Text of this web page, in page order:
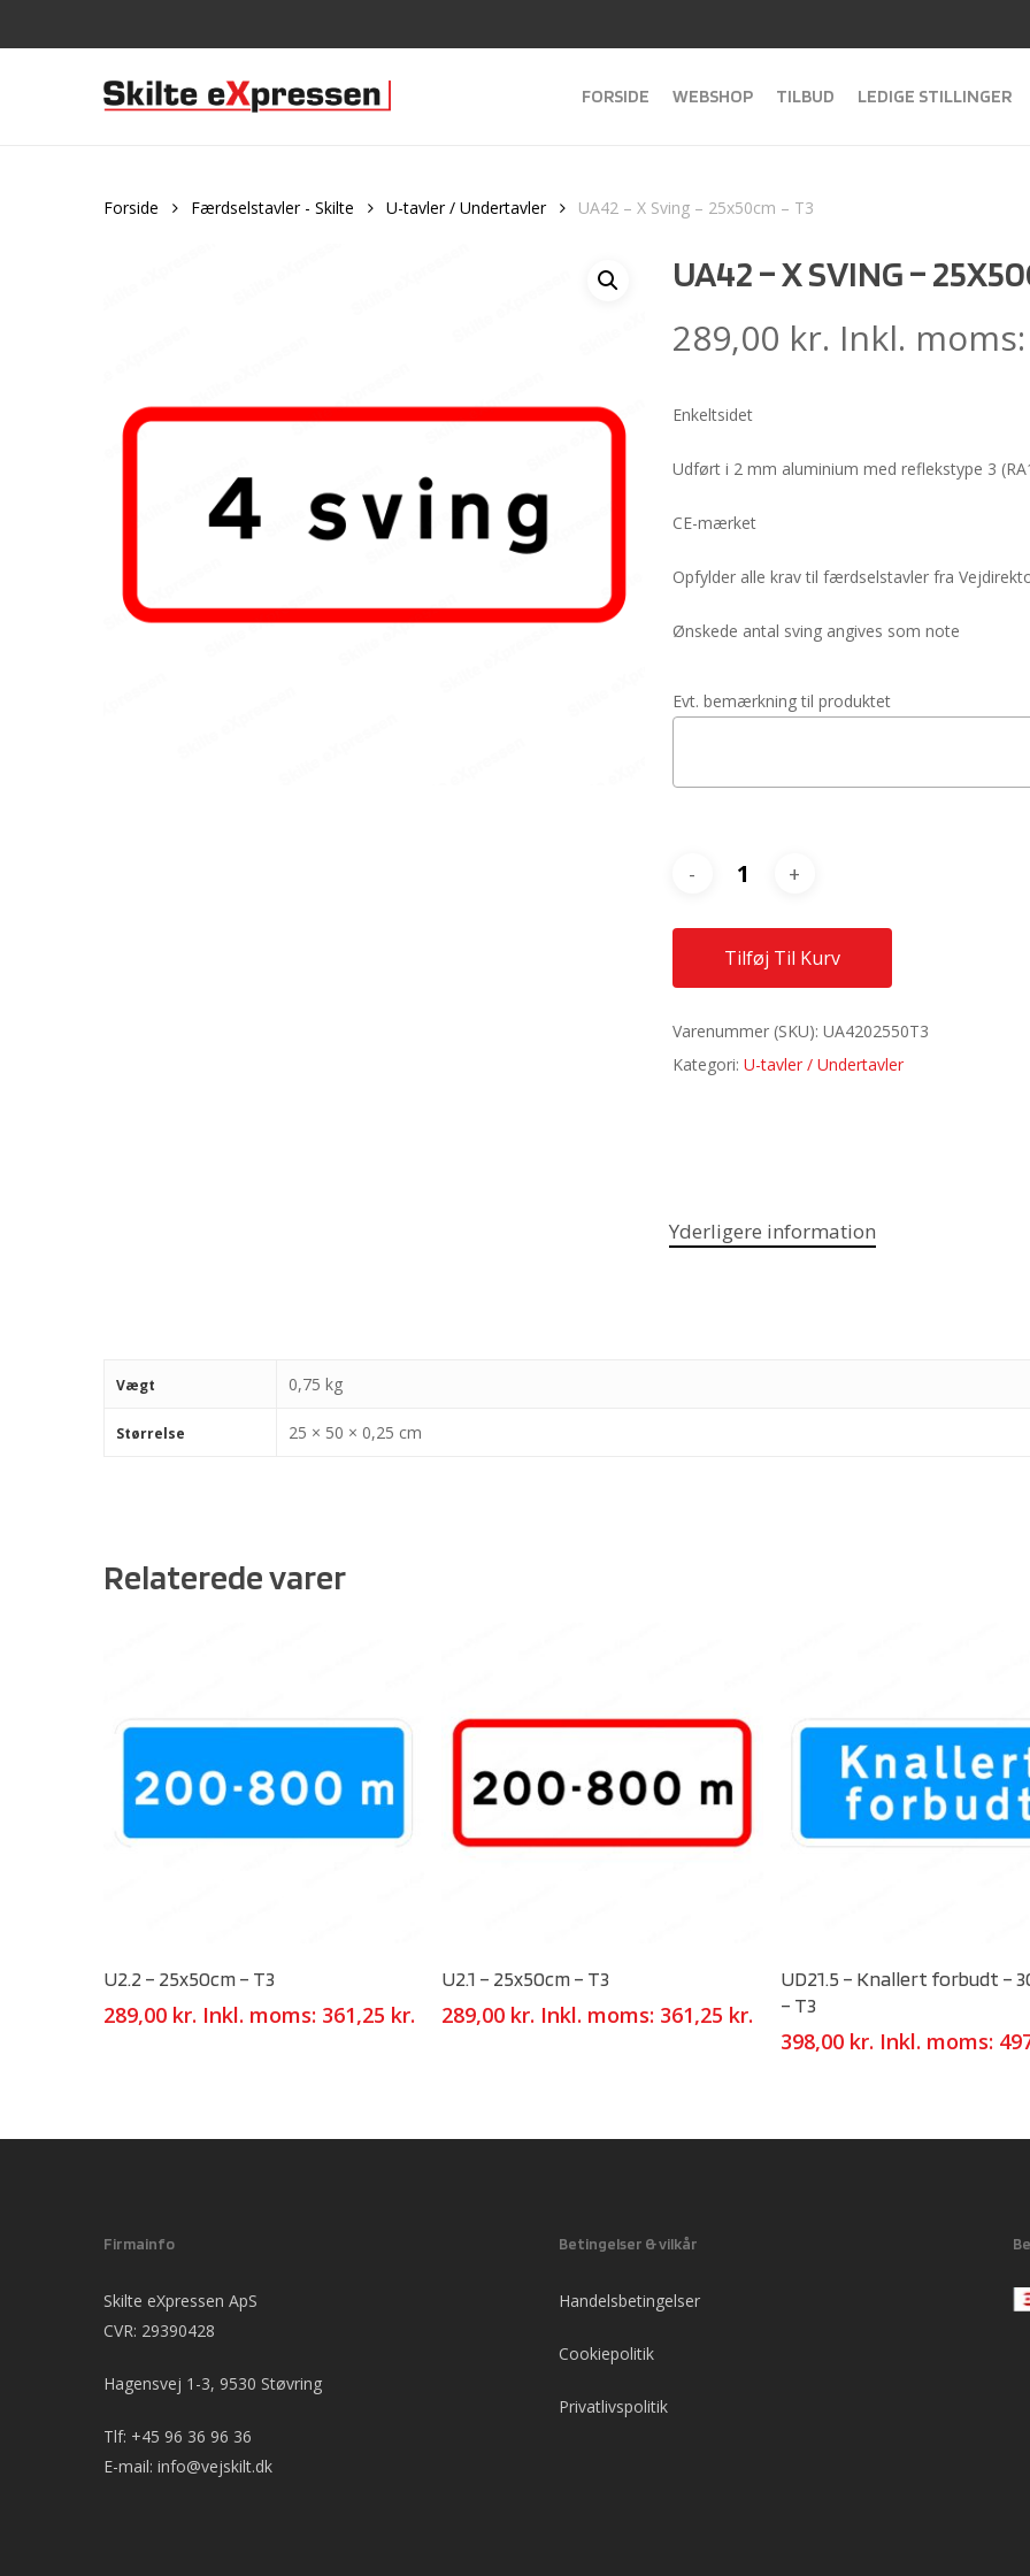
to
Hit enter to search or ESC to close
FORSIDE WEBSHOP TILBUD LEDIGE STILLINGER
Forside Færdselstavler - Skilte U-tavler / Undertavler UA42 – X Sving – 25x50cm – T3
UA42 – X SVING –
289,00 kr. Inkl. moms:
Enkeltsidet
Udført i 2 mm aluminium med reflekstype 3
CE-mærket
Opfylder alle krav til færdselstavler fra
Ønskede antal sving angives som note
Evt. bemærkning til produktet
Tilføj Til Kurv
Varenummer (SKU): UA4202550T3
Kategori: U-tavler / Undertavler
Yderligere information
Vægt 0,75 kg
Størrelse 25 × 50 × 0,25 cm
Relaterede varer
U2.2 – 25x50cm – T3
289,00 kr. Inkl. moms: 361,25 kr.
U2.1 – 25x50cm – T3
289,00 kr. Inkl. moms: 361,25 kr.
UD21.5 – Knallert forbudt –
– T3
398,00 kr. Inkl. moms:
Firmainfo
Skilte eXpressen ApS
CVR: 29390428
Hagensvej 1-3, 9530 Støvring
Tlf: +45 96 36 96 36
E-mail: info@vejskilt.dk
Betingelser & vilkår
Handelsbetingelser
Cookiepolitik
Privatlivspolitik